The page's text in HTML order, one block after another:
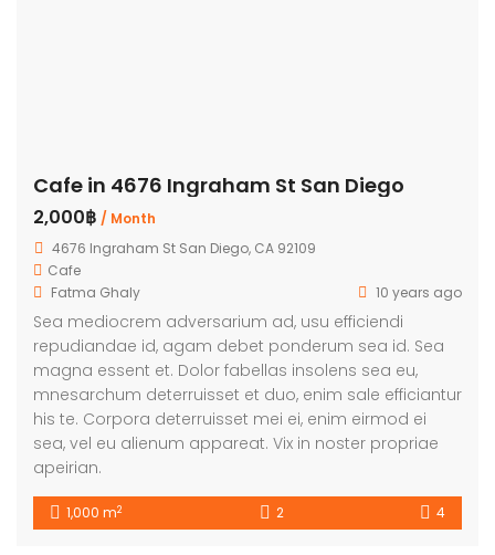
Cafe in 4676 Ingraham St San Diego
2,000฿ / Month
4676 Ingraham St San Diego, CA 92109
Cafe
Fatma Ghaly
10 years ago
Sea mediocrem adversarium ad, usu efficiendi
repudiandae id, agam debet ponderum sea id. Sea
magna essent et. Dolor fabellas insolens sea eu,
mnesarchum deterruisset et duo, enim sale efficiantur
his te. Corpora deterruisset mei ei, enim eirmod ei
sea, vel eu alienum appareat. Vix in noster propriae
apeirian.
1,000 m2 2 4